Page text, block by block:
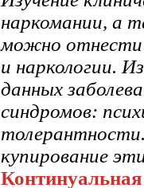
наркомании, а
можно отнести
и наркологии.
данных
синдромов:
купирование